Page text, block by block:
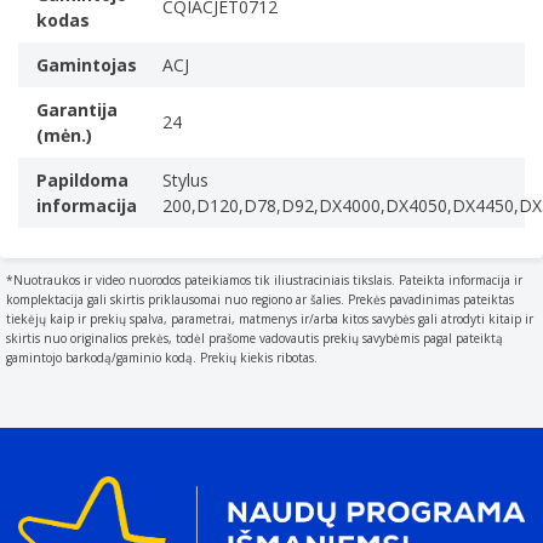
1 vnt
Spalvoto rašalo kasečių skaičius
Spalvoto rašalo kiekis
Spalvoto rašalo puslapio išeiga
Apytikslis vidutinis puslapių skaičius, kurį galima
atsižvelgiant į spausdinamą turinį, popieriaus tipą,
spausdinimo dažnį ir aplinkos sąlygas.
480 puslapiai
Tipas
Derantis
Didelė (XL) išeiga
Spausdinimo spalvos
kodas
CQIACJET0712
Gamintojas
ACJ
Garantija
(mėn.)
24
Papildoma
informacija
Stylus
*Nuotraukos ir video nuorodos pateikiamos tik iliustraciniais tikslais. Pateikta informacija ir
komplektacija gali skirtis priklausomai nuo regiono ar šalies. Prekės pavadinimas pateiktas
tiekėjų kaip ir prekių spalva, parametrai, matmenys ir/arba kitos savybės gali atrodyti kitaip ir
skirtis nuo originalios prekės, todėl prašome vadovautis prekių savybėmis pagal pateiktą
gamintojo barkodą/gaminio kodą. Prekių kiekis ribotas.